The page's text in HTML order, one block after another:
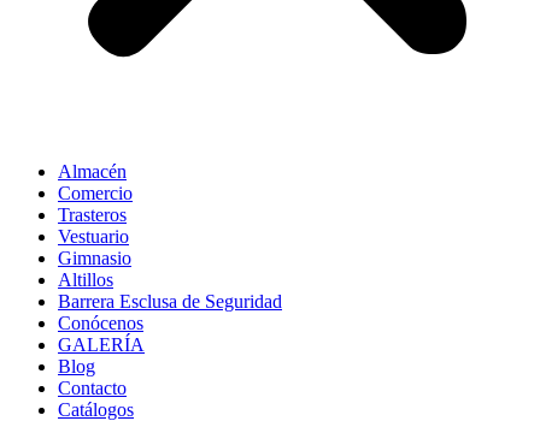
Almacén
Comercio
Trasteros
Vestuario
Gimnasio
Altillos
Barrera Esclusa de Seguridad
Conócenos
GALERÍA
Blog
Contacto
Catálogos